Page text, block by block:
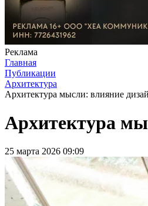
Реклама
Главная
Публикации
Архитектура
Архитектура мысли: влияние
Архитектура
25 марта 2026 09:09